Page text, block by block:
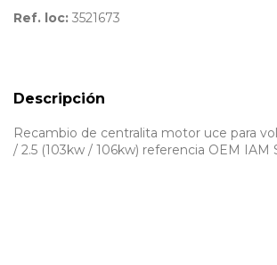
Ref. loc: 3521673
Descripción
Recambio de centralita motor uce para
/ 2.5 (103kw / 106kw) referencia OEM IAM